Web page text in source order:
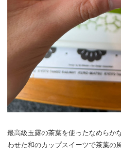
最高級玉露の茶葉を使ったなめらか
わせた和のカップスイーツで茶葉の